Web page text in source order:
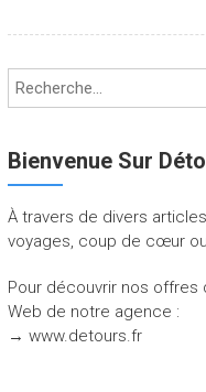
Bienvenue Sur
À travers de divers
voyages, coup de cœur
Pour découvrir nos offres
Web de notre agence :
→ www.detours.fr